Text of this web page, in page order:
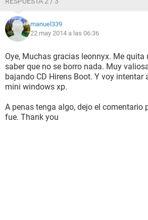
manuel339
22 may 2014 a las 06:36
Oye, Muchas gracias leonnyx. Me quita
saber que no se borro nada. Muy
bajando CD Hirens Boot. Y voy intentar
mini windows xp.
A penas tenga algo, dejo el comentario
fue. Thank you